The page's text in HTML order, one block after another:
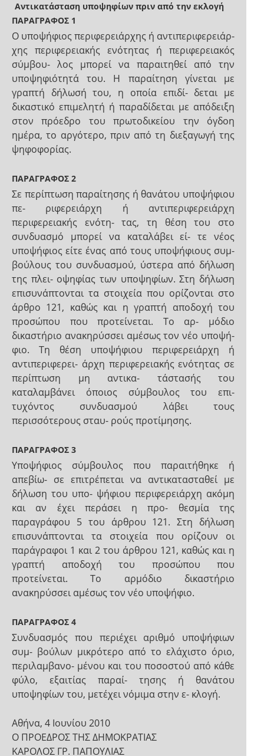
Αντικατάσταση υποψηφίων πριν από την εκλογή
ΠΑΡΑΓΡΑΦΟΣ 1
Ο υποψήφιος περιφερειάρχης ή αντιπεριφερειάρ-
χης περιφερειακής ενότητας ή περιφερειακός
σύμβου- λος μπορεί να παραιτηθεί από την
υποψηφιότητά του. Η παραίτηση γίνεται με
γραπτή δήλωσή του, η οποία επιδί- δεται με
δικαστικό επιμελητή ή παραδίδεται με απόδειξη
στον πρόεδρο του πρωτοδικείου την όγδοη
ημέρα, το αργότερο, πριν από τη διεξαγωγή της
ψηφοφορίας.
ΠΑΡΑΓΡΑΦΟΣ 2
Σε περίπτωση παραίτησης ή θανάτου υποψήφιου
πε- ριφερειάρχη ή αντιπεριφερειάρχη
περιφερειακής ενότη- τας, τη θέση του στο
συνδυασμό μπορεί να καταλάβει εί- τε νέος
υποψήφιος είτε ένας από τους υποψήφιους συμ-
βούλους του συνδυασμού, ύστερα από δήλωση
της πλει- οψηφίας των υποψηφίων. Στη δήλωση
επισυνάπτονται τα στοιχεία που ορίζονται στο
άρθρο 121, καθώς και η γραπτή αποδοχή του
προσώπου που προτείνεται. Το αρ- μόδιο
δικαστήριο ανακηρύσσει αμέσως τον νέο υποψή-
φιο. Τη θέση υποψήφιου περιφερειάρχη ή
αντιπεριφερει- άρχη περιφερειακής ενότητας σε
περίπτωση μη αντικα- τάστασής του
καταλαμβάνει όποιος σύμβουλος του επι-
τυχόντος συνδυασμού λάβει τους
περισσότερους σταυ- ρούς προτίμησης.
ΠΑΡΑΓΡΑΦΟΣ 3
Υποψήφιος σύμβουλος που παραιτήθηκε ή
απεβίω- σε επιτρέπεται να αντικατασταθεί με
δήλωση του υπο- ψήφιου περιφερειάρχη ακόμη
και αν έχει περάσει η προ- θεσμία της
παραγράφου 5 του άρθρου 121. Στη δήλωση
επισυνάπτονται τα στοιχεία που ορίζουν οι
παράγραφοι 1 και 2 του άρθρου 121, καθώς και η
γραπτή αποδοχή του προσώπου που
προτείνεται. Το αρμόδιο δικαστήριο
ανακηρύσσει αμέσως τον νέο υποψήφιο.
ΠΑΡΑΓΡΑΦΟΣ 4
Συνδυασμός που περιέχει αριθμό υποψήφιων
συμ- βούλων μικρότερο από το ελάχιστο όριο,
περιλαμβανο- μένου και του ποσοστού από κάθε
φύλο, εξαιτίας παραί- τησης ή θανάτου
υποψηφίων του, μετέχει νόμιμα στην ε- κλογή.
Αθήνα, 4 Ιουνίου 2010
Ο ΠΡΟΕΔΡΟΣ ΤΗΣ ΔΗΜΟΚΡΑΤΙΑΣ
ΚΑΡΟΛΟΣ ΓΡ. ΠΑΠΟΥΛΙΑΣ